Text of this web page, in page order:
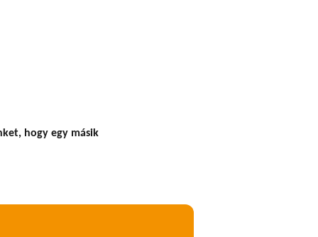
hogy egy másik